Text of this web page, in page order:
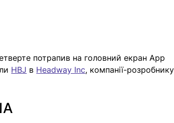
потрапив на головний екран App
HBJ в Headway Inc, компанії-розробнику